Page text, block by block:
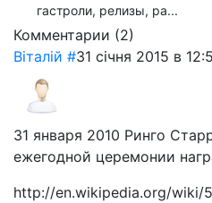
гастроли, релизы, ра...
Комментарии (2)
Віталій #31 січня 2015 в
31 января 2010 Ринго
ежегодной церемонии
http://en.wikipedia.org/wiki/